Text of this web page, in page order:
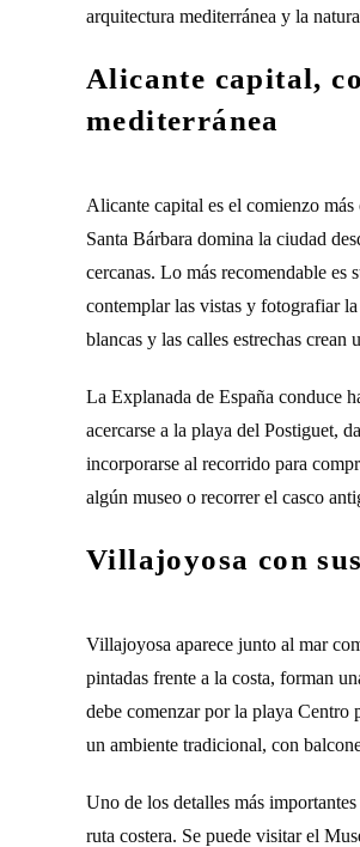
arquitectura mediterránea y la
Alicante capital,
mediterránea
Alicante capital es el comienzo
Santa Bárbara domina la ciudad
cercanas. Lo más recomendable es
contemplar las vistas y fotografiar
blancas y las calles estrechas
La Explanada de España conduce
acercarse a la playa del Postiguet,
incorporarse al recorrido para
algún museo o recorrer el casco
Villajoyosa con
Villajoyosa aparece junto al mar
pintadas frente a la costa, forman
debe comenzar por la playa Centro
un ambiente tradicional, con
Uno de los detalles más
ruta costera. Se puede visitar el